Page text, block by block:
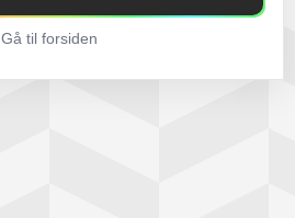
Gå til forsiden